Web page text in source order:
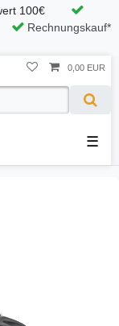
100€
Rechnungskauf*
☰
0,00 EUR